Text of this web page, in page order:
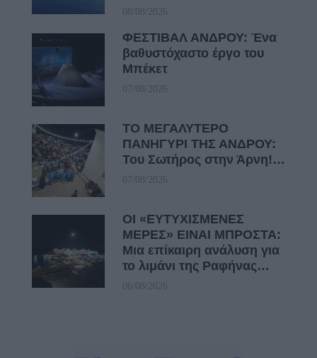
08/08/2026
ΦΕΣΤΙΒΑΛ ΑΝΔΡΟΥ: Ένα
βαθυστόχαστο έργο του
Μπέκετ
07/08/2026
ΤΟ ΜΕΓΑΛΥΤΕΡΟ
ΠΑΝΗΓΥΡΙ ΤΗΣ ΑΝΔΡΟΥ:
Του Σωτήρος στην Άρνη!…
07/08/2026
ΟΙ «ΕΥΤΥΧΙΣΜΕΝΕΣ
ΜΕΡΕΣ» ΕΙΝΑΙ ΜΠΡΟΣΤΑ:
Μια επίκαιρη ανάλυση για
το λιμάνι της Ραφήνας…
06/08/2026